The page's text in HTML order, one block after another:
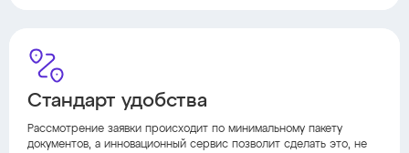
Стандарт удобства
Рассмотрение заявки происходит по минимальному пакету
документов, а инновационный сервис позволит сделать это, не